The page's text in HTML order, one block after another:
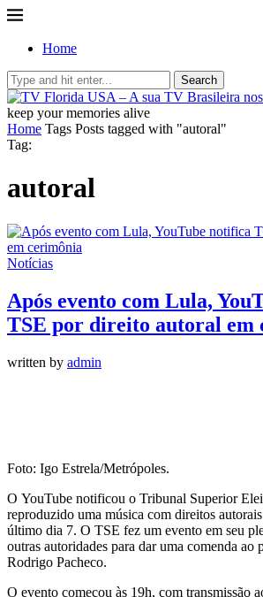
Home
Search
keep your memories alive
Home Tags Posts tagged with "autoral"
Tag:
autoral
Notícias
Após evento com Lula,
TSE por direito autoral em
written by admin
Foto: Igo Estrela/Metrópoles.
O YouTube notificou o Tribunal Superior
reproduzido uma música com direitos
último dia 7. O TSE fez um evento em seu
outras autoridades para dar uma comenda ao
Rodrigo Pacheco.
O evento começou às 19h, com transmissão